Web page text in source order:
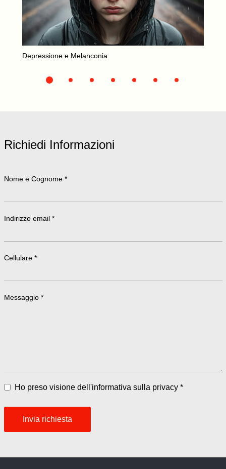
Depressione e Melanconia
Richiedi Informazioni
Nome e Cognome *
Indirizzo email *
Cellulare *
Messaggio *
Ho preso visione dell'informativa sulla privacy *
Invia richiesta